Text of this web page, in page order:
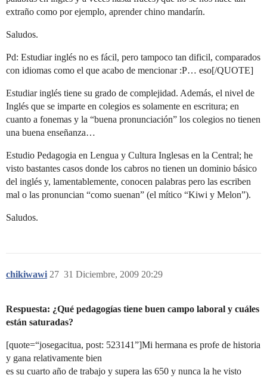
extraño como por ejemplo, aprender chino mandarín.
Saludos.
Pd: Estudiar inglés no es fácil, pero tampoco tan dificil, comparados
con idiomas como el que acabo de mencionar :P… eso[/QUOTE]
Estudiar inglés tiene su grado de complejidad. Además, el nivel de
Inglés que se imparte en colegios es solamente en escritura; en
cuanto a fonemas y la “buena pronunciación” los colegios no tienen
una buena enseñanza…
Estudio Pedagogia en Lengua y Cultura Inglesas en la Central; he
visto bastantes casos donde los cabros no tienen un dominio básico
del inglés y, lamentablemente, conocen palabras pero las escriben
mal o las pronuncian “como suenan” (el mítico “Kiwi y Melon”).
Saludos.
chikiwawi 31 Diciembre, 2009 20:29
27
Respuesta: ¿Qué pedagogías tiene buen campo laboral y cuáles
están saturadas?
[quote=“josegacitua, post: 523141”]Mi hermana es profe de historia
y gana relativamente bien
es su cuarto año de trabajo y supera las 650 y nunca la he visto